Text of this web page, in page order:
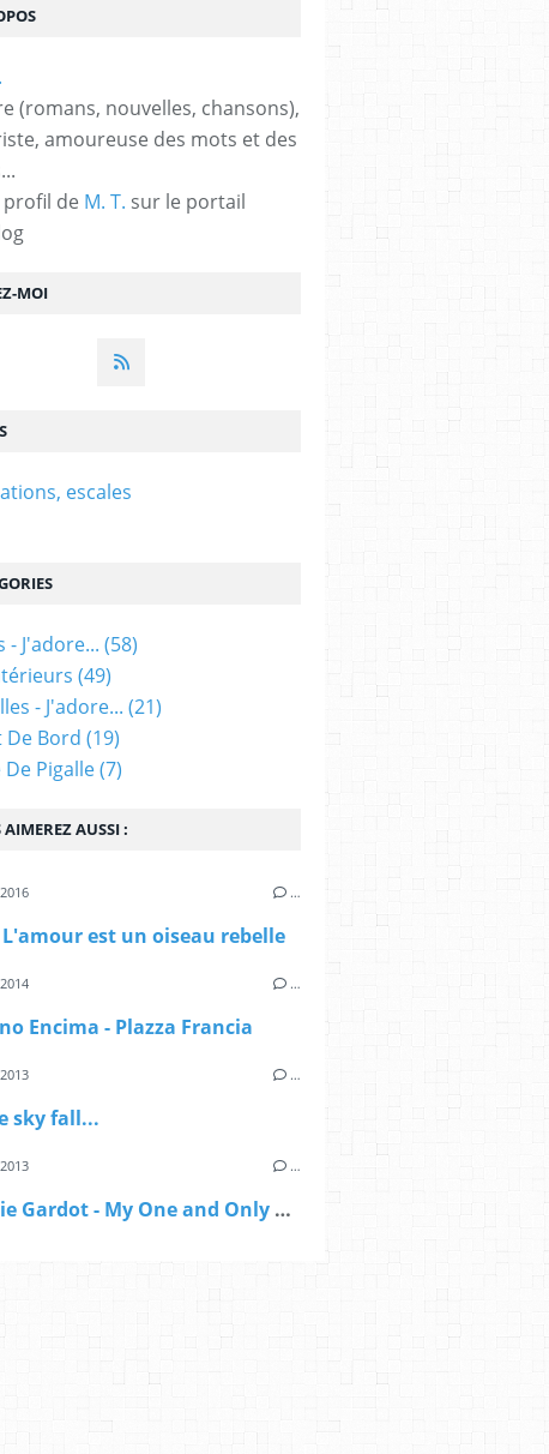
MOI
(romans, nouvelles, chansons),
amoureuse des mots et des
de M. T. sur le portail
AIMEREZ AUSSI :
…
est un oiseau rebelle
…
Encima - Plazza Francia
…
sky fall...
…
Melodie Gardot - My One and Only Thrill
escales
- J'adore... (58)
(49)
- J'adore... (21)
De Bord (19)
De Pigalle(7)